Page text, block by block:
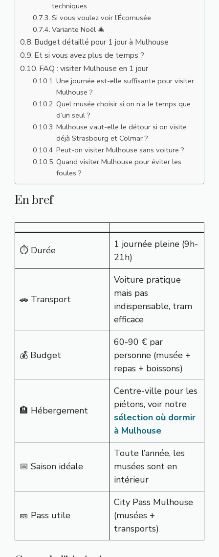
techniques
Si vous voulez voir l’Écomusée
Variante Noël 🎄
Budget détaillé pour 1 jour à Mulhouse
Et si vous avez plus de temps ?
FAQ : visiter Mulhouse en 1 jour
Une journée est-elle suffisante pour visiter
Mulhouse ?
Quel musée choisir si on n’a le temps que
d’un seul ?
Mulhouse vaut-elle le détour si on visite
déjà Strasbourg et Colmar ?
Peut-on visiter Mulhouse sans voiture ?
Quand visiter Mulhouse pour éviter les
foules ?
En bref
⏱️ Durée
1 journée pleine (9h-
21h)
🚗 Transport
Voiture pratique
mais pas
indispensable, tram
efficace
💰 Budget
60-90 € par
personne (musée +
repas + boissons)
🏨 Hébergement
Centre-ville pour les
piétons, voir notre
sélection où dormir
à Mulhouse
📅 Saison idéale
Toute l’année, les
musées sont en
intérieur
🎫 Pass utile
City Pass Mulhouse
(musées +
transports)